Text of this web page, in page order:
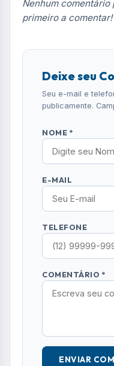
COMENTÁRIO *
ENVIAR
Leia Também
São José